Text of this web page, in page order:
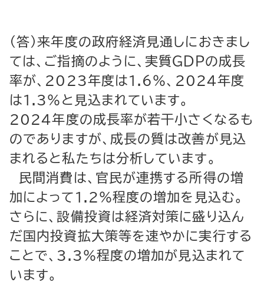
（答）来年度の政府経済見通しにおきまし
ては、ご指摘のように、実質ＧＤＰの成長
率が、2023年度は1.6％、2024年度
は1.3％と見込まれています。
2024年度の成長率が若干小さくなるも
のでありますが、成長の質は改善が見込
まれると私たちは分析しています。
民間消費は、官民が連携する所得の増
加によって1.2％程度の増加を見込む。
さらに、設備投資は経済対策に盛り込ん
だ国内投資拡大策等を速やかに実行する
ことで、3.3％程度の増加が見込まれて
います。